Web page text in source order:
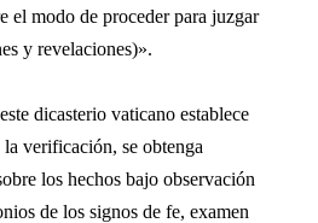
el modo de proceder para juzgar
y revelaciones)».
dicasterio vaticano establece
verificación, se obtenga
los hechos bajo observación
de los signos de fe, examen